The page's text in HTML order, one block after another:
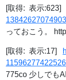
[取得: 表示:623]
っておこう。
[取得: 表示:17]
775co 少しでも